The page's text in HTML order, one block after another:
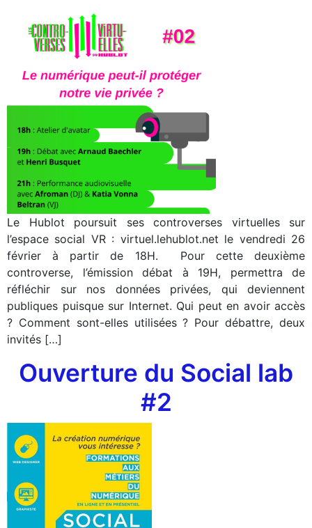
Le Hublot poursuit ses controverses virtuelles sur
l’espace social VR : virtuel.lehublot.net le vendredi 26
février à partir de 18H. Pour cette deuxième
controverse, l’émission débat à 19H, permettra de
réfléchir sur nos données privées, qui deviennent
publiques puisque sur Internet. Qui peut en avoir accès
? Comment sont-elles utilisées ? Pour débattre, deux
invités […]
Ouverture du Social lab
#2